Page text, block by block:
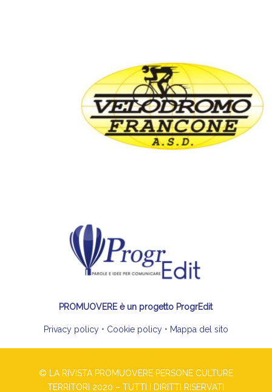
PROMUOVERE è un progetto ProgrEdit
Privacy policy• Cookie policy• Mappa del sito
© LA RIVISTA PROMUOVERE PERSONE CULTURE
TERRITORI 2020 – TUTTI I DIRITTI RISERVATI